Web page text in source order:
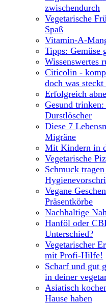
zwischendurch
Vegetarische
Spaß
Vitamin-A-
Tipps: Gemüse
Wissenswertes
Citicolin -
doch was steckt
Erfolgreich
Gesund
Durstlöscher
Diese 7
Migräne
Mit Kindern in
Vegetarische
Schmuck
Vegane
Präsentkörbe
Nachhaltige
Hanföl oder
Unterschied?
Vegetarischer
mit Profi-Hilfe!
Scharf und gut
in deiner
Asiatisch
Hause haben